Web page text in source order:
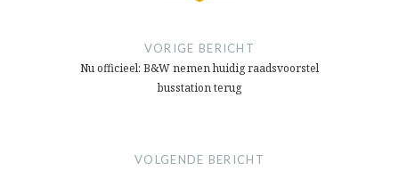
VORIGE BERICHT
Nu officieel: B&W nemen huidig raadsvoorstel
busstation terug
VOLGENDE BERICHT